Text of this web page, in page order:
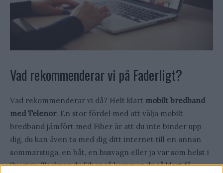
Vad rekommenderar vi på Faderligt?
Vad rekommenderar vi då? Helt klart mobilt bredband
med Telenor. En stor fördel med att välja mobilt
bredband jämfört med Fiber är att du inte binder upp
dig, du kan även ta med dig ditt internet till en annan
sommarstuga, en båt, en husvagn eller ja var som helst i
Sverige. Tecknar du Fiber så kommer du så klart få